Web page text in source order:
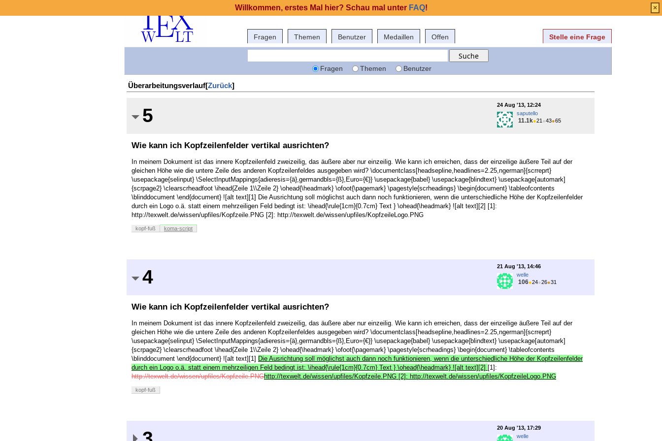
Fragen Themen Benutzer Medaillen Offen Stelle eine Frage
Fragen Themen Benutzer
Überarbeitungsverlauf[Zurück]
5
24 Aug '13, 12:24
saputello
11.1k●21 ●43●65
Wie kann ich Kopfzeilenfelder vertikal ausrichten?
In meinem Dokument ist das innere Kopfzeilenfeld zweizeilig, das äußere aber nur einzeilig. Wie kann ich erreichen, dass der einzeilige äußere Teil auf der
gleichen Höhe wie die untere Zeile des anderen Kopfzeilenfeldes ausgegeben wird? \documentclass[headsepline,headlines=2.25,ngerman]{scrreprt}
\usepackage{selinput} \SelectInputMappings{adieresis={ä},germandbls={ß},Euro={€}} \usepackage{babel} \usepackage{blindtext} \usepackage[automark]
{scrpage2} \clearscrheadfoot \ihead{Zeile 1\\Zeile 2} \ohead{\headmark} \ofoot{\pagemark} \pagestyle{scrheadings} \begin{document} \tableofcontents
\blinddocument \end{document} ![alt text][1] Die Ausrichtung soll möglichst auch dann noch funktionieren, wenn die unterschiedliche Höhe der Kopfzeilenfelder
durch ein Logo o.ä. statt einem mehrzeiligen Feld bedingt ist: \ihead{\rule{1cm}{0.7cm} Text } \ohead{\headmark} ![alt text][2] [1]:
http://texwelt.de/wissen/upfiles/Kopfzeile.PNG [2]: http://texwelt.de/wissen/upfiles/KopfzeileLogo.PNG
kopf-fuß koma-script
4
21 Aug '13, 14:46
welle
106●24●26●31
Wie kann ich Kopfzeilenfelder vertikal ausrichten?
In meinem Dokument ist das innere Kopfzeilenfeld zweizeilig, das äußere aber nur einzeilig. Wie kann ich erreichen, dass der einzeilige äußere Teil auf der
gleichen Höhe wie die untere Zeile des anderen Kopfzeilenfeldes ausgegeben wird? \documentclass[headsepline,headlines=2.25,ngerman]{scrreprt}
\usepackage{selinput} \SelectInputMappings{adieresis={ä},germandbls={ß},Euro={€}} \usepackage{babel} \usepackage{blindtext} \usepackage[automark]
{scrpage2} \clearscrheadfoot \ihead{Zeile 1\\Zeile 2} \ohead{\headmark} \ofoot{\pagemark} \pagestyle{scrheadings} \begin{document} \tableofcontents
\blinddocument \end{document} ![alt text][1] Die Ausrichtung soll möglichst auch dann noch funktionieren, wenn die unterschiedliche Höhe der Kopfzeilenfelder
durch ein Logo o.ä. statt einem mehrzeiligen Feld bedingt ist: \ihead{\rule{1cm}{0.7cm} Text } \ohead{\headmark} ![alt text][2] [1]:
http://texwelt.de/wissen/upfiles/Kopfzeile.PNGhttp://texwelt.de/wissen/upfiles/Kopfzeile.PNG [2]: http://texwelt.de/wissen/upfiles/KopfzeileLogo.PNG
kopf-fuß
20 Aug '13, 17:29
welle
Willkommen, erstes Mal hier? Schau mal unter FAQ! ×